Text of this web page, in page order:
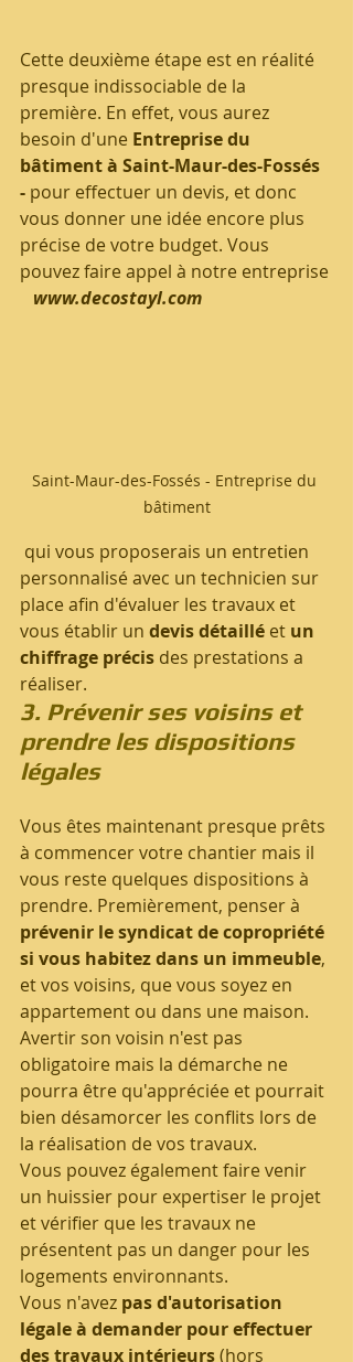
Cette deuxième étape est en réalité
presque indissociable de la
première. En effet, vous aurez
besoin d'une Entreprise du
bâtiment à Saint-Maur-des-Fossés
- pour effectuer un devis, et donc
vous donner une idée encore plus
précise de votre budget. Vous
pouvez faire appel à notre entreprise
www.decostayl.com
Saint-Maur-des-Fossés - Entreprise du
bâtiment
personnalisé avec un technicien sur
place afin d'évaluer les travaux et
vous établir un devis détaillé et un
chiffrage précis des prestations a
réaliser.
3. Prévenir ses voisins et
prendre les dispositions
légales
Vous êtes maintenant presque prêts
à commencer votre chantier mais il
vous reste quelques dispositions à
prendre. Premièrement, penser à
prévenir le syndicat de copropriété
si vous habitez dans un immeuble,
et vos voisins, que vous soyez en
appartement ou dans une maison.
Avertir son voisin n'est pas
obligatoire mais la démarche ne
pourra être qu'appréciée et pourrait
bien désamorcer les conflits lors de
la réalisation de vos travaux.
Vous pouvez également faire venir
un huissier pour expertiser le projet
et vérifier que les travaux ne
présentent pas un danger pour les
logements environnants.
Vous n'avez pas d'autorisation
légale à demander pour effectuer
des travaux intérieurs (hors